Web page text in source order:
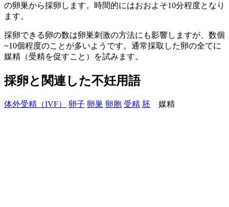
の卵巣から採卵します。時間的にはおおよそ10分程度となり
ます。
採卵できる卵の数は卵巣刺激の方法にも影響しますが、数個
~10個程度のことが多いようです。通常採取した卵の全てに
媒精（受精を促すこと）を試みます。
採卵と関連した不妊用語
体外受精（IVF） 卵子 卵巣 卵胞 受精 胚 媒精